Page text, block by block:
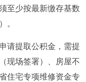
至少按最新缴存基数
。
请提取公积金，需提
现场签署）、房屋不
住宅专项维修资金专